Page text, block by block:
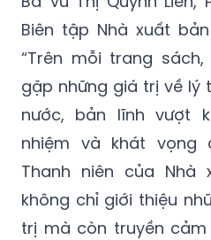
Biên tập Nhà xuất
“Trên mỗi trang
gặp những giá trị về lý
nước, bản lĩnh vượt
nhiệm và khát vọng
Thanh niên của Nhà
không chỉ giới thiệu
trị mà còn truyền